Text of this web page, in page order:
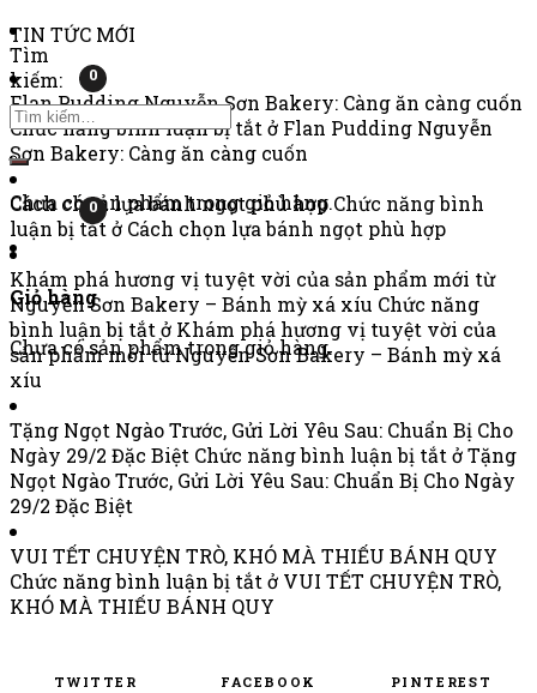
Tìm
kiếm:
0
Chưa có sản phẩm trong giỏ hàng.
0
Giỏ hàng
Chưa có sản phẩm trong giỏ hàng.
TIN TỨC MỚI
Flan Pudding Nguyễn Sơn Bakery: Càng ăn càng cuốn
Chức năng bình luận bị tắtở Flan Pudding Nguyễn
Sơn Bakery: Càng ăn càng cuốn
Cách chọn lựa bánh ngọt phù hợp Chức năng bình
luận bị tắtở Cách chọn lựa bánh ngọt phù hợp
Khám phá hương vị tuyệt vời của sản phẩm mới từ
Nguyễn Sơn Bakery – Bánh mỳ xá xíu Chức năng
bình luận bị tắtở Khám phá hương vị tuyệt vời của
sản phẩm mới từ Nguyễn Sơn Bakery – Bánh mỳ xá
xíu
Tặng Ngọt Ngào Trước, Gửi Lời Yêu Sau: Chuẩn Bị Cho
Ngày 29/2 Đặc Biệt Chức năng bình luận bị tắtở Tặng
Ngọt Ngào Trước, Gửi Lời Yêu Sau: Chuẩn Bị Cho Ngày
29/2 Đặc Biệt
VUI TẾT CHUYỆN TRÒ, KHÓ MÀ THIẾU BÁNH QUY
Chức năng bình luận bị tắtở VUI TẾT CHUYỆN TRÒ,
KHÓ MÀ THIẾU BÁNH QUY
TWITTER FACEBOOK PINTEREST